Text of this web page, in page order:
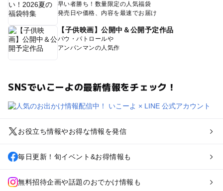
早い者勝ち！数量限定の人気福袋
発売日や価格、内容を最速でお届け
【子供映画】公開中＆公開予定作品
パウ・パトロールや
アンパンマンの人気作
SNSでいこーよの最新情報をチェック！
お役立ち情報やお得な情報を発信
毎日更新！旬イベント&お得情報も
無料招待企画や話題のおでかけ情報も